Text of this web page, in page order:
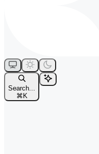
Search...
⌘ K